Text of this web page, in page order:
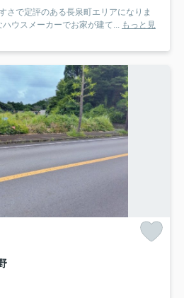
さで定評のある長泉町エリアになりま
なハウスメーカーでお家が建て... もっと見